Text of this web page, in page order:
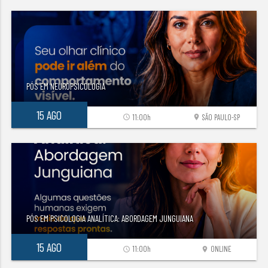
PÓS EM NEUROPSICOLOGIA
15 AGO location_on SÃO PAULO-SP
access_time 11:00h
PÓS EM PSICOLOGIA ANALÍTICA: ABORDAGEM JUNGUIANA
15 AGO location_on ONLINE
access_time 11:00h